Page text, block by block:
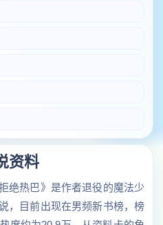
资料
绝热巴》是作者退役的魔法少
，目前出现在男频新书榜，榜